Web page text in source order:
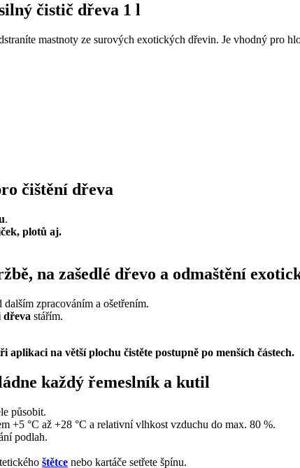
čistič dřeva 1 l
mastnoty ze surových exotických dřevin. Je vhodný pro
čištění dřeva
.
plotů aj.
na zašedlé dřevo a odmaštění
zpracováním a ošetřením.
dřeva stářím.
na větší plochu čistěte postupně po menších částech.
každý řemeslník a kutil
působit.
+5 °C až +28 °C a relativní vlhkost vzduchu do max. 80 %.
podlah.
štětce nebo kartáče setřete špínu.